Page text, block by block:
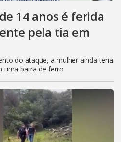
14 anos é ferida
pela tia em
do ataque, a mulher ainda teria
uma barra de ferro